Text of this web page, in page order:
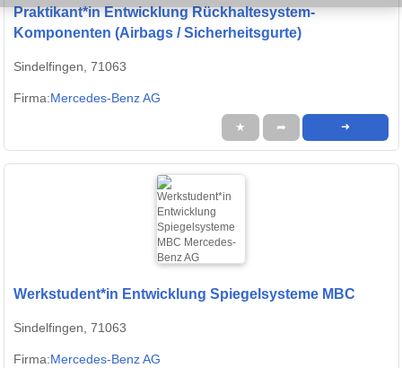
Praktikant*in Entwicklung Rückhaltesystem-
Komponenten (Airbags / Sicherheitsgurte)
Sindelfingen, 71063
Firma:Mercedes-Benz AG
★ ➦ ➜
Werkstudent*in Entwicklung Spiegelsysteme MBC
Sindelfingen, 71063
Firma:Mercedes-Benz AG